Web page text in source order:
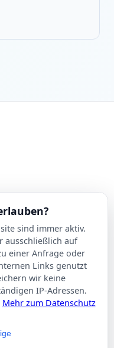
sind immer aktiv.
ausschließlich auf
einer Anfrage oder
Links genutzt
wir keine
IP-Adressen.
Mehr zum Datenschutz